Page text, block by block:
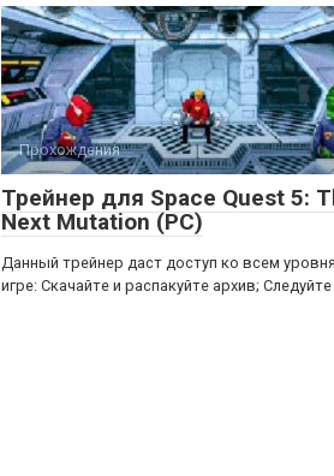
Прохождения
Трейнер для Space Quest 5:
Next Mutation (PC)
Данный трейнер даст доступ ко всем
игре: Скачайте и распакуйте архив; Следуйте